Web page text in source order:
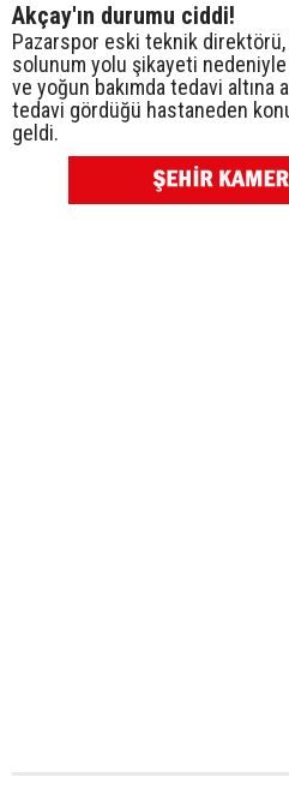
Akçay'ın durumu ciddi!
Pazarspor eski teknik
solunum yolu şikayeti nedeniyle
ve yoğun bakımda tedavi altına
tedavi gördüğü hastaneden
geldi.